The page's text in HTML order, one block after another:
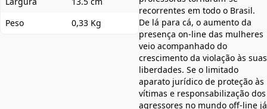
Peso
0,33 Kg
recorrentes em todo o Brasil.
De lá para cá, o aumento da
presença on-line das mulheres
veio acompanhado do
crescimento da violação às suas
liberdades. Se o limitado
aparato jurídico de proteção às
vítimas e responsabilização dos
agressores no mundo off-line já